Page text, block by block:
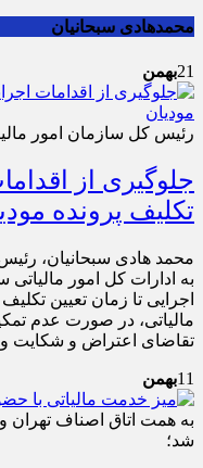
محمدهادی سبحانیان
21بهمن
رئیس کل سازمان امور
جلوگیری از
تکلیف پرونده
محمد هادی سبحانیان،
به ادارات کل امور
اجرایی تا زمان تعیین
مالیاتی، در صورت عدم
تقاضای اعتراض و شکایت
11بهمن
به همت اتاق اصناف تهران
شد؛